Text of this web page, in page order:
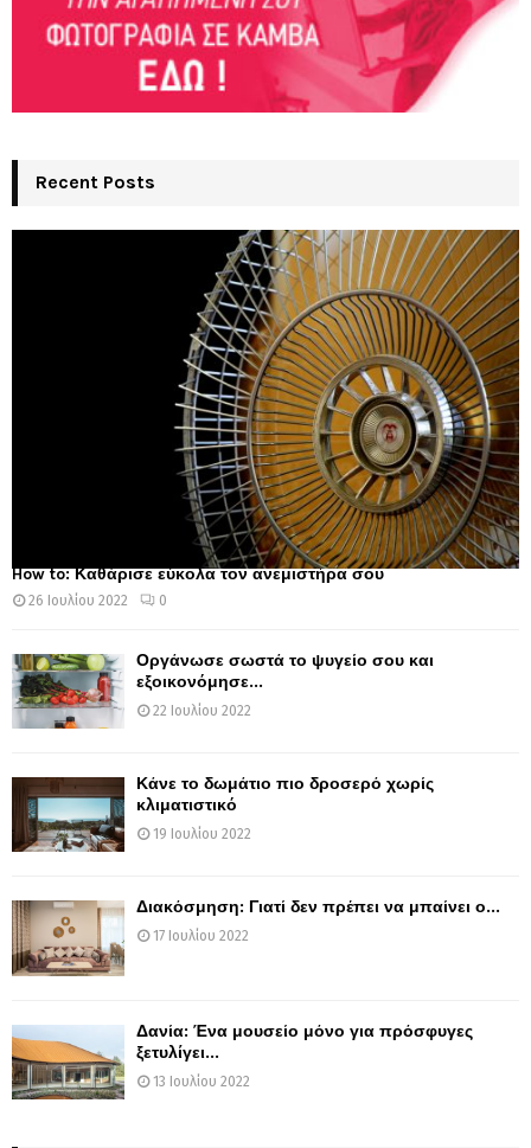
Recent Posts
How to: Καθάρισε εύκολα τον ανεμιστήρα σου
26 Ιουλίου 2022 0
Οργάνωσε σωστά το ψυγείο σου και
εξοικονόμησε...
22 Ιουλίου 2022
Κάνε το δωμάτιο πιο δροσερό χωρίς
κλιματιστικό
19 Ιουλίου 2022
Διακόσμηση: Γιατί δεν πρέπει να μπαίνει ο...
17 Ιουλίου 2022
Δανία: Ένα μουσείο μόνο για πρόσφυγες
ξετυλίγει...
13 Ιουλίου 2022